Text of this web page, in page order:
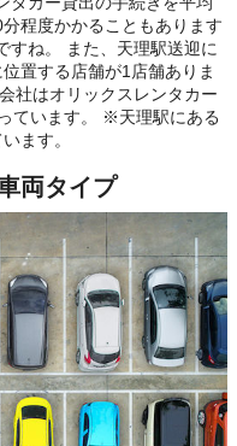
程度かかることもあります
すね。 また、天理駅送迎に
置する店舗が1店舗ありま
社はオリックスレンタカー
ています。 ※天理駅にある
ます。
両タイプ